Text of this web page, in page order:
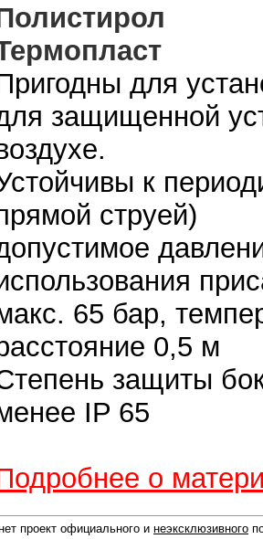
для
защищенной
к
струей)
65 бар,
0,5 м
защиты
IP 65
о
проект официального и неэксклюзивного